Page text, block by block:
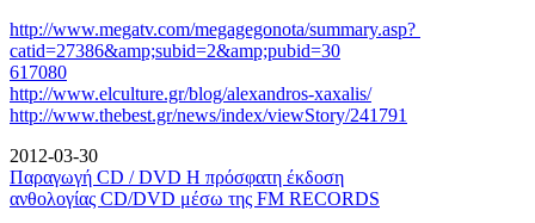
http://www.megatv.com/megagegonota/summary.asp?
catid=27386&amp;subid=2&amp;pubid=30
617080
http://www.elculture.gr/blog/alexandros-xaxalis/
http://www.thebest.gr/news/index/viewStory/241791
2012-03-30
Παραγωγή CD / DVD Η πρόσφατη έκδοση
ανθολογίας CD/DVD μέσω της FM RECORDS